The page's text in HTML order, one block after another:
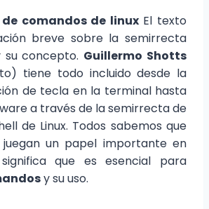
comandos de linux El texto
breve sobre la semirrecta
concepto. Guillermo Shotts
tiene todo incluido desde la
de tecla en la terminal hasta
a través de la semirrecta de
de Linux. Todos sabemos que
juegan un papel importante en
que es esencial para
y su uso.